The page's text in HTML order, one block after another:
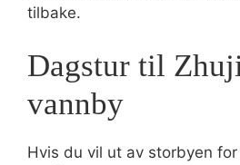
tilbake.
Dagstur til
vannby
Hvis du vil ut av storbyen